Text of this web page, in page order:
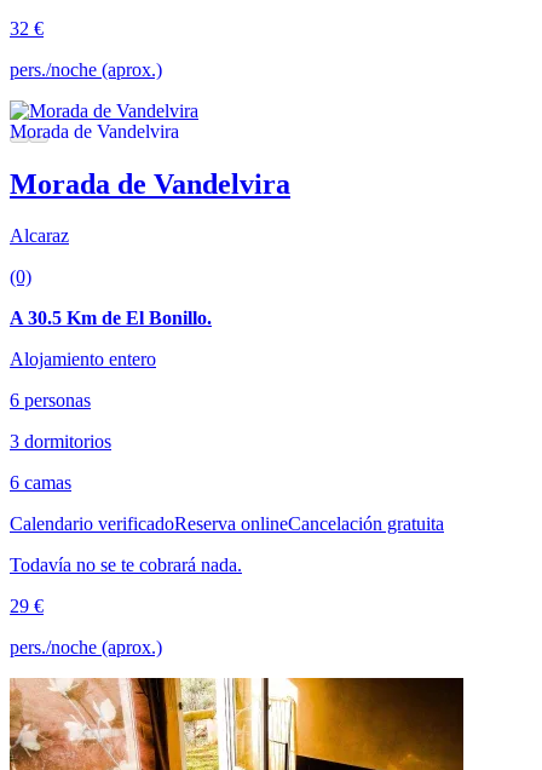
32 €
pers./noche (aprox.)
Morada de Vandelvira
Alcaraz
(0)
A 30.5 Km de El Bonillo.
Alojamiento entero
6 personas
3 dormitorios
6 camas
Calendario verificadoReserva onlineCancelación gratuita
Todavía no se te cobrará nada.
29 €
pers./noche (aprox.)